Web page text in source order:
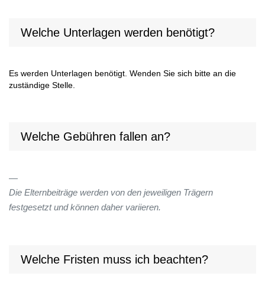
Welche Unterlagen werden benötigt?
Es werden Unterlagen benötigt. Wenden Sie sich bitte an die
zuständige Stelle.
Welche Gebühren fallen an?
Die Elternbeiträge werden von den jeweiligen Trägern
festgesetzt und können daher variieren.
Welche Fristen muss ich beachten?